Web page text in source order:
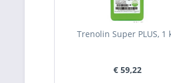
Trenolin Super PLUS, 1
€ 59,22